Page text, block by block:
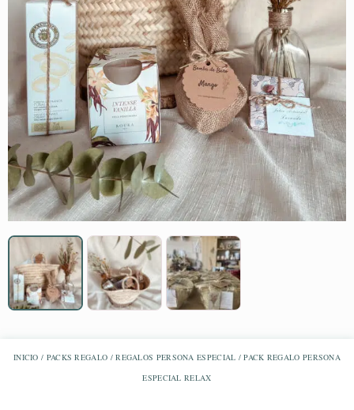
INICIO / PACKS REGALO /REGALOS PERSONA ESPECIAL / PACK REGALO PERSONA
ESPECIAL RELAX